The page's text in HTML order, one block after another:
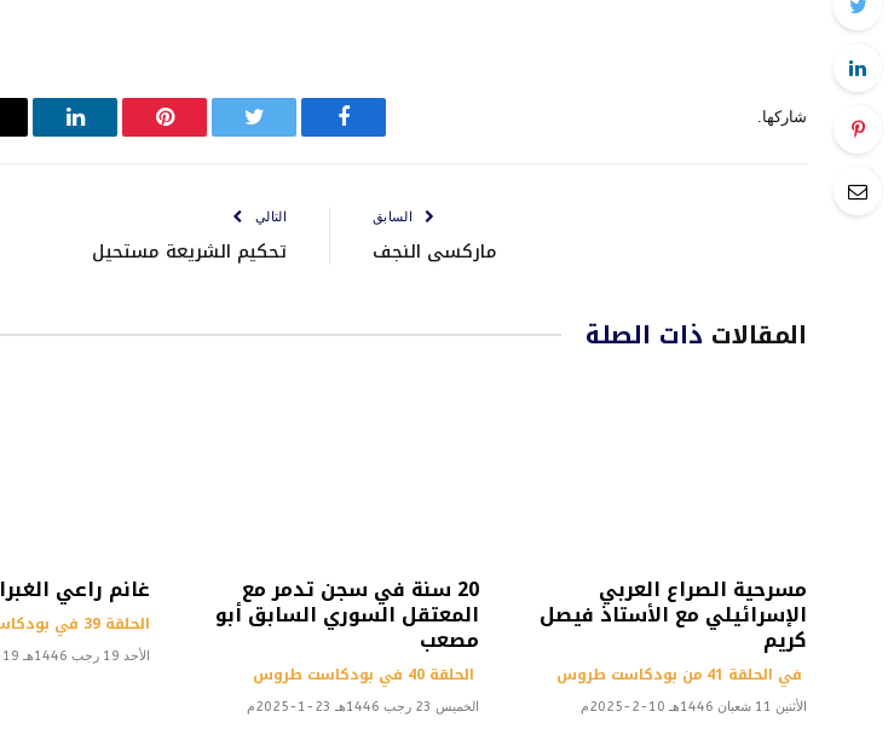
شاركها.
فيسبوك تويتر بينتيريستلينكدإن
السابق
ماركسي النجف
التالي
تحكيم الشريعة مستحيل
المقالات ذات الصلة
مسرحية الصراع العربي
الإسرائيلي مع الأستاذ فيصل
كريم
في الحلقة 41 من بودكاست طروس
الأثنين 11 شعبان 1446هـ 10-2-2025م
20 سنة في سجن تدمر مع
المعتقل السوري السابق أبو
مصعب
الحلقة 40 في بودكاست طروس
الخميس 23 رجب 1446هـ 23-1-2025م
غانم راعي الغبرا
الحلقة 39 في بودكاست طروس
الأحد 19 رجب 1446هـ 19-1-2025م